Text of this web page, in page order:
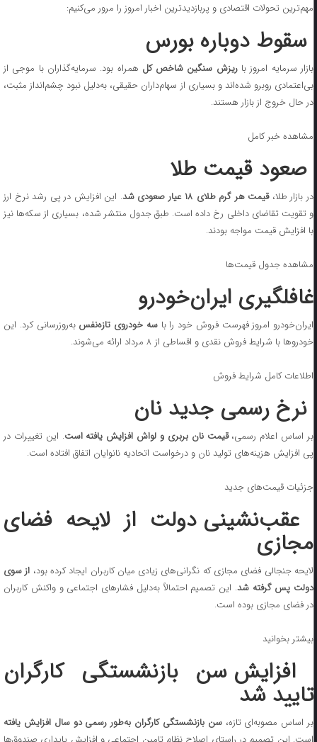
مهم‌ترین تحولات اقتصادی و پربازدیدترین اخبار امروز را مرور می‌کنیم:
سقوط دوباره بورس
بازار سرمایه امروز با ریزش سنگین شاخص کلهمراه بود. سرمایه‌گذاران با موجی از
بی‌اعتمادی روبرو شده‌اند و بسیاری از سهام‌داران حقیقی، به‌دلیل نبود چشم‌انداز مثبت،
در حال خروج از بازار هستند.
مشاهده خبر کامل
صعود قیمت طلا
در بازار طلا، قیمت هر گرم طلای ۱۸ عیار صعودی شد
. این افزایش در پی رشد نرخ ارز
و تقویت تقاضای داخلی رخ داده است. طبق جدول منتشر شده، بسیاری از سکه‌ها نیز
با افزایش قیمت مواجه بودند.
مشاهده جدول قیمت‌ها
غافلگیری ایران‌خودرو
ایران‌خودرو امروز فهرست فروش خود را با سه خودروی تازه‌نفسبه‌روزرسانی کرد. این
خودروها با شرایط فروش نقدی و اقساطی از ۸ مرداد ارائه می‌شوند.
اطلاعات کامل شرایط فروش
نرخ رسمی جدید نان
بر اساس اعلام رسمی،قیمت نان بربری و لواش افزایش یافته است. این تغییرات در
پی افزایش هزینه‌های تولید نان و درخواست اتحادیه نانوایان اتفاق افتاده است.
جزئیات قیمت‌های جدید
عقب‌نشینی دولت از لایحه فضای
مجازی
لایحه جنجالی فضای مجازی که نگرانی‌های زیادی میان کاربران ایجاد کرده بود، از سوی
دولت پس گرفته شد. این تصمیم احتمالاً به‌دلیل فشارهای اجتماعی و واکنش کاربران
در فضای مجازی بوده است.
بیشتر بخوانید
افزایش سن بازنشستگی کارگران
تایید شد
بر اساس مصوبه‌ای تازه، سن بازنشستگی کارگران به‌طور رسمی دو سال افزایش یافته